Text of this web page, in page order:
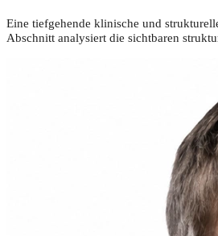
Eine tiefgehende klinische und
Abschnitt analysiert die sichtbaren